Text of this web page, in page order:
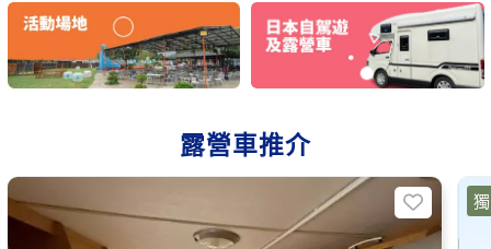
露營車推介